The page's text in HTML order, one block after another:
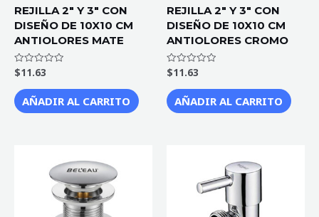
REJILLA 2″ Y 3″ CON
DISEÑO DE 10X10 CM
ANTIOLORES MATE
Valorado
con
de
5
$11.63
AÑADIR AL CARRITO
REJILLA 2″ Y 3″ CON
DISEÑO DE 10X10 CM
ANTIOLORES CROMO
Valorado
con
de
5
$11.63
AÑADIR AL CARRITO